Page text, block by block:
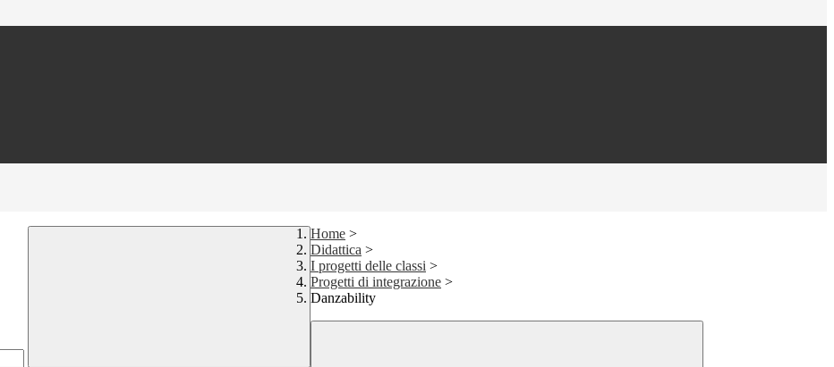
Home >
Didattica >
I progetti delle classi >
Progetti di integrazione >
Danzability